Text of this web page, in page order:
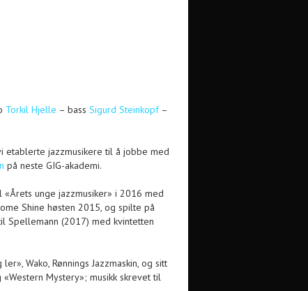
Torkil Hjelle – bass Sigurd Steinkopf–
etablerte jazzmusikere til å jobbe med
på neste GIG-akademi.
unge jazzmusiker» i 2016 med
Shine høsten 2015, og spilte på
Spellemann (2017) med kvintetten
Wako, Rønnings Jazzmaskin, og sitt
Mystery»; musikk skrevet til